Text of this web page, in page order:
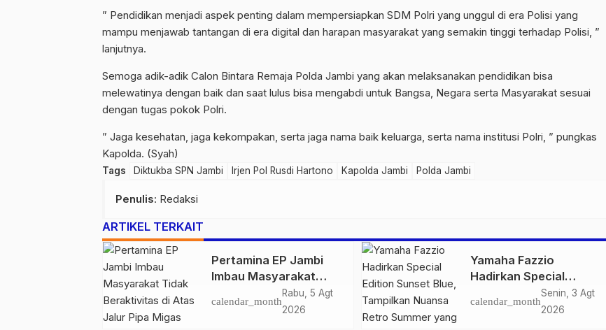
” Pendidikan menjadi aspek penting dalam mempersiapkan SDM Polri yang unggul di era Polisi yang
mampu menjawab tantangan di era digital dan harapan masyarakat yang semakin tinggi terhadap Polisi, ”
lanjutnya.
Semoga adik-adik Calon Bintara Remaja Polda Jambi yang akan melaksanakan pendidikan bisa
melewatinya dengan baik dan saat lulus bisa mengabdi untuk Bangsa, Negara serta Masyarakat sesuai
dengan tugas pokok Polri.
” Jaga kesehatan, jaga kekompakan, serta jaga nama baik keluarga, serta nama institusi Polri, ” pungkas
Kapolda. (Syah)
Tags Diktukba SPN Jambi Irjen Pol Rusdi Hartono Kapolda Jambi Polda Jambi
Penulis: Redaksi
ARTIKEL TERKAIT
Pertamina EP Jambi
Imbau Masyarakat
Tidak Beraktivitas di
Atas Jalur Pipa Migas
calendar_month
Rabu, 5 Agt
2026
Yamaha Fazzio
Hadirkan Special
Edition Sunset Blue,
Tampilkan Nuansa
calendar_month
Senin, 3 Agt
2026